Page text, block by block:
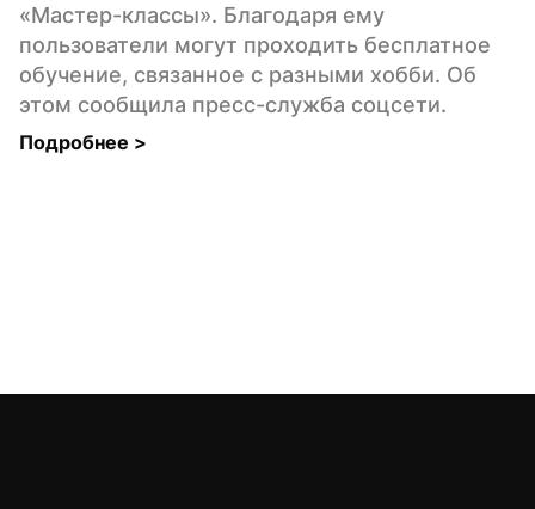
«Мастер-классы». Благодаря ему
пользователи могут проходить бесплатное
обучение, связанное с разными хобби. Об
этом сообщила пресс-служба соцсети.
Подробнее >